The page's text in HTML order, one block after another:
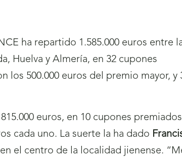
ha repartido 1.585.000 euros entre
Huelva y Almería, en 32 cupones
los 500.000 euros del premio mayor, y
euros, en 10 cupones
cada uno. La suerte la ha dado
el centro de la localidad jienense.